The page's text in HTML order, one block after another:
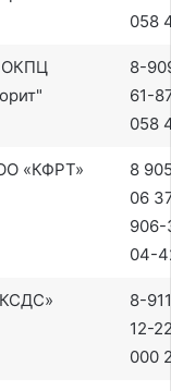
058
8-
61-
058
«КФРТ»
8
06
04-
8-
12-
000